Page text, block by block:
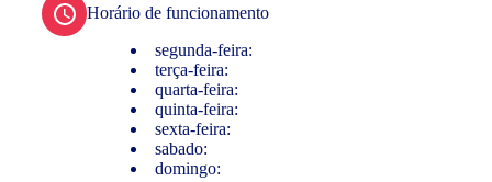
Horário de funcionamento
segunda-feira:
terça-feira:
quarta-feira:
quinta-feira:
sexta-feira:
sabado:
domingo: